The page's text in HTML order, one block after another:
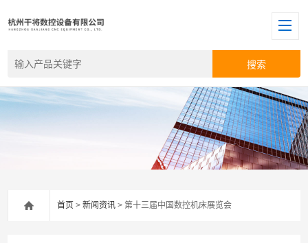
首页 >新闻资讯 > 第十三届中国数控机床展览会